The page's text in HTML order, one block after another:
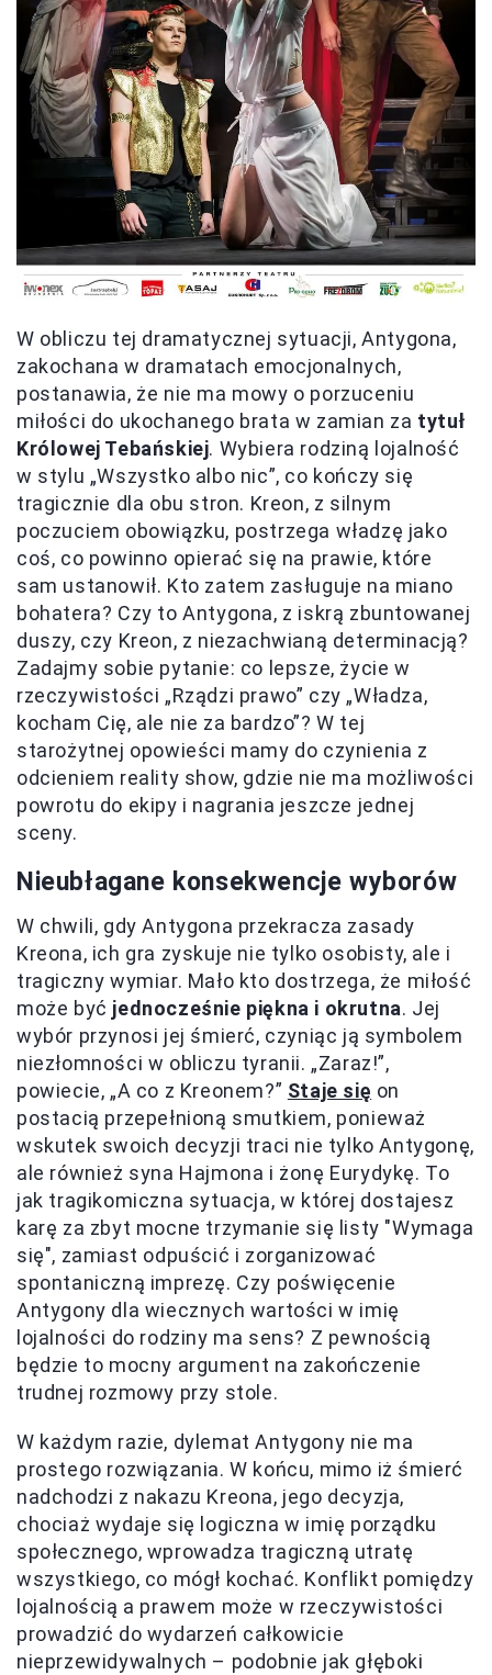
W obliczu tej dramatycznej sytuacji, Antygona,
zakochana w dramatach emocjonalnych,
postanawia, że nie ma mowy o porzuceniu
miłości do ukochanego brata w zamian za tytuł
Królowej Tebańskiej. Wybiera rodziną lojalność
w stylu „Wszystko albo nic”, co kończy się
tragicznie dla obu stron. Kreon, z silnym
poczuciem obowiązku, postrzega władzę jako
coś, co powinno opierać się na prawie, które
sam ustanowił. Kto zatem zasługuje na miano
bohatera? Czy to Antygona, z iskrą zbuntowanej
duszy, czy Kreon, z niezachwianą determinacją?
Zadajmy sobie pytanie: co lepsze, życie w
rzeczywistości „Rządzi prawo” czy „Władza,
kocham Cię, ale nie za bardzo”? W tej
starożytnej opowieści mamy do czynienia z
odcieniem reality show, gdzie nie ma możliwości
powrotu do ekipy i nagrania jeszcze jednej
sceny.
Nieubłagane konsekwencje wyborów
W chwili, gdy Antygona przekracza zasady
Kreona, ich gra zyskuje nie tylko osobisty, ale i
tragiczny wymiar. Mało kto dostrzega, że miłość
może być jednocześnie piękna i okrutna. Jej
wybór przynosi jej śmierć, czyniąc ją symbolem
niezłomności w obliczu tyranii. „Zaraz!”,
powiecie, „A co z Kreonem?” Staje się on
postacią przepełnioną smutkiem, ponieważ
wskutek swoich decyzji traci nie tylko Antygonę,
ale również syna Hajmona i żonę Eurydykę. To
jak tragikomiczna sytuacja, w której dostajesz
karę za zbyt mocne trzymanie się listy "Wymaga
się", zamiast odpuścić i zorganizować
spontaniczną imprezę. Czy poświęcenie
Antygony dla wiecznych wartości w imię
lojalności do rodziny ma sens? Z pewnością
będzie to mocny argument na zakończenie
trudnej rozmowy przy stole.
W każdym razie, dylemat Antygony nie ma
prostego rozwiązania. W końcu, mimo iż śmierć
nadchodzi z nakazu Kreona, jego decyzja,
chociaż wydaje się logiczna w imię porządku
społecznego, wprowadza tragiczną utratę
wszystkiego, co mógł kochać. Konflikt pomiędzy
lojalnością a prawem może w rzeczywistości
prowadzić do wydarzeń całkowicie
nieprzewidywalnych – podobnie jak głęboki